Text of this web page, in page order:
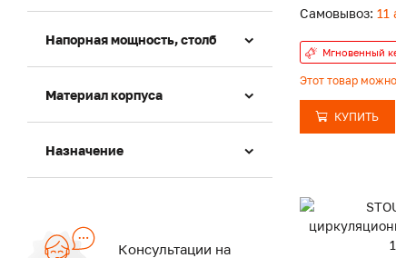
Напорная мощность, столб
Материал корпуса
Назначение
Консультации на
Самовывоз: 11
Мгновенный
Этот товар
КУПИТЬ